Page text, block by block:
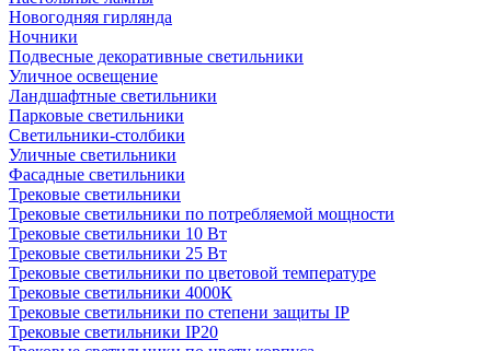
Новогодняя гирлянда
Ночники
Подвесные декоративные светильники
Уличное освещение
Ландшафтные светильники
Парковые светильники
Светильники-столбики
Уличные светильники
Фасадные светильники
Трековые светильники
Трековые светильники по потребляемой мощности
Трековые светильники 10 Вт
Трековые светильники 25 Вт
Трековые светильники по цветовой температуре
Трековые светильники 4000К
Трековые светильники по степени защиты IP
Трековые светильники IP20